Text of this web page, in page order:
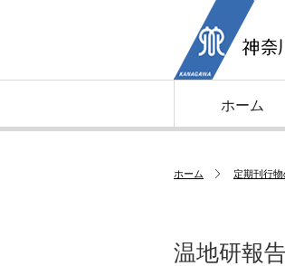
ホーム
ホーム 定期刊行物
温地研報